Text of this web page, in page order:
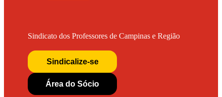
Sindicato dos Professores de Campinas e Região
Sindicalize-se
Área do Sócio